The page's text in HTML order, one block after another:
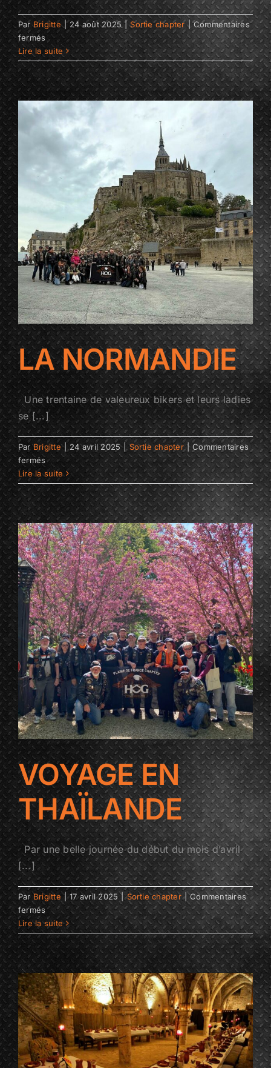
ParBrigitte | 24 août 2025 | Sortie chapter | Commentaires
ferméssur
TOUQUET
PARIS
PLAGE
3
Lire la suite
LA NORMANDIE
Une trentaine de valeureux bikers et leurs ladies
se [...]
ParBrigitte | 24 avril 2025 Sortie chapter | Commentaires
ferméssur
LA
NORMANDIE
Lire la suite
VOYAGE EN
THAÏLANDE
Par une belle journée du début du mois d’avril
[...]
Par Brigitte | 17 avril 2025 | Sortie chapter | Commentaires
ferméssur
VOYAGE
EN
THAÏLANDE
Lire la suite